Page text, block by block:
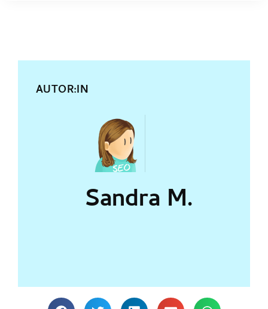
AUTOR:IN
Sandra M.